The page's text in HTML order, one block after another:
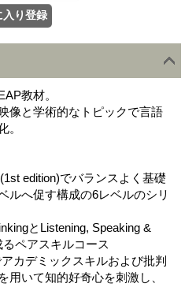
教材。
像と学術的なトピックで言語
。
edition)でバランスよく基礎
ルへ促す構成の6レベルのシリ
とListening, Speaking &
ペアスキルコース
カデミックスキルおよび批判
用いて知的好奇心を刺激し、